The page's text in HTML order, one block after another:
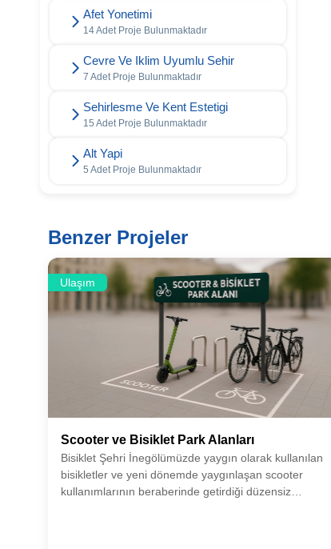
Afet Yonetimi
14 Adet Proje Bulunmaktadır
Cevre Ve Iklim Uyumlu Sehir
7 Adet Proje Bulunmaktadır
Sehirlesme Ve Kent Estetigi
15 Adet Proje Bulunmaktadır
Alt Yapi
5 Adet Proje Bulunmaktadır
Benzer Projeler
Ulaşım
Scooter ve Bisiklet Park Alanları
Bisiklet Şehri İnegölümüzde yaygın olarak kullanılan
bisikletler ve yeni dönemde yaygınlaşan scooter
kullanımlarının beraberinde getirdiği düzensiz